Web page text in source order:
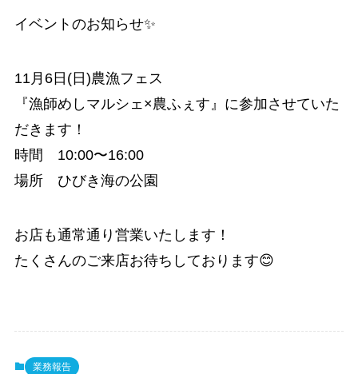
イベントのお知らせ✨
11月6日(日)農漁フェス
『漁師めしマルシェ×農ふぇす』に参加させていた
だきます！
時間 10:00〜16:00
場所 ひびき海の公園
お店も通常通り営業いたします！
たくさんのご来店お待ちしております😊
業務報告